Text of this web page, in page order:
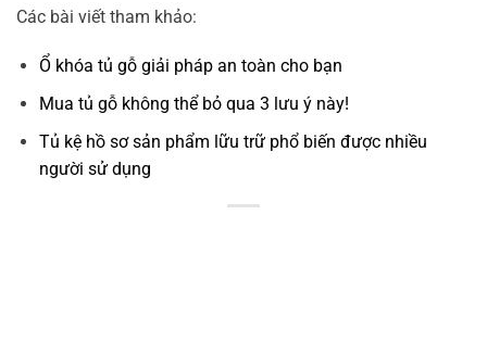
Các bài viết tham khảo:
Ổ khóa tủ gỗ giải pháp an toàn cho bạn
Mua tủ gỗ không thể bỏ qua 3 lưu ý này!
Tủ kệ hồ sơ sản phẩm lữu trữ phổ biến được nhiều
người sử dụng